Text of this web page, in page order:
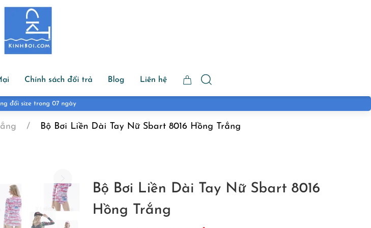
Chính sách đổi trả Blog Liên hệ
đổi size trong 07 ngày
Bộ Bơi Liền Dài Tay Nữ Sbart 8016 Hồng Trắng
Bộ Bơi Liền Dài Tay Nữ Sbart 8016
Hồng Trắng